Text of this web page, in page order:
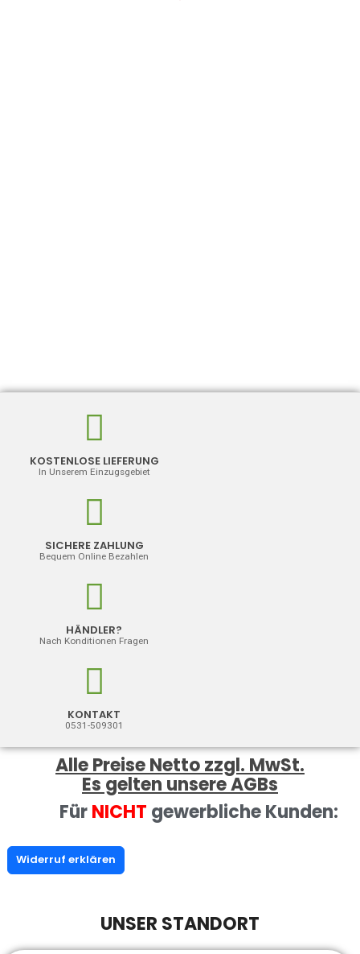
KOSTENLOSE LIEFERUNG
In Unserem Einzugsgebiet
SICHERE ZAHLUNG
Bequem Online Bezahlen
HÄNDLER?
Nach Konditionen Fragen
KONTAKT
0531-509301
Alle Preise Netto zzgl. MwSt.
Es gelten unsere AGBs
FürNICHT gewerbliche Kunden:
Widerruf erklären
UNSER STANDORT